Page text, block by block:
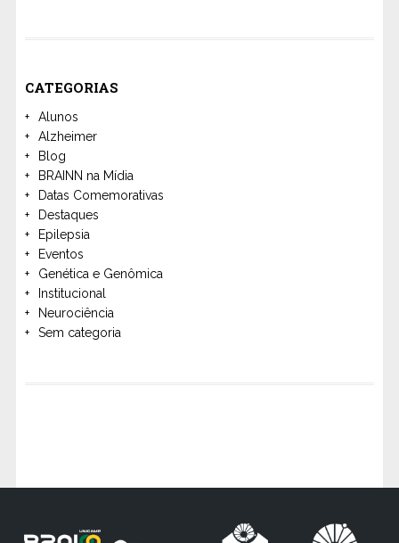
CATEGORIAS
Alunos
Alzheimer
Blog
BRAINN na Mídia
Datas Comemorativas
Destaques
Epilepsia
Eventos
Genética e Genômica
Institucional
Neurociência
Sem categoria